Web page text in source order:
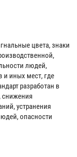
цвета, знаки
людей,
и иных мест, где
разработан в
снижения
устранения
опасности